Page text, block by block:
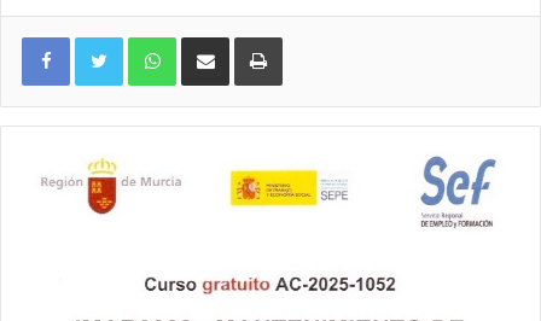
WhatsAppCompartir por correo electrónicoImprimir